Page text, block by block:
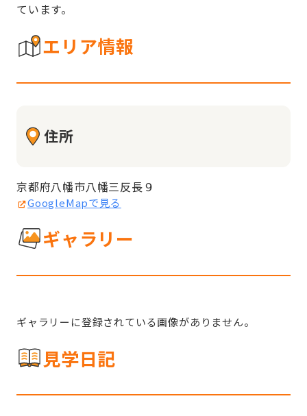
ています。
エリア情報
住所
京都府八幡市八幡三反長９
GoogleMapで見る
ギャラリー
ギャラリーに登録されている画像がありません。
見学日記